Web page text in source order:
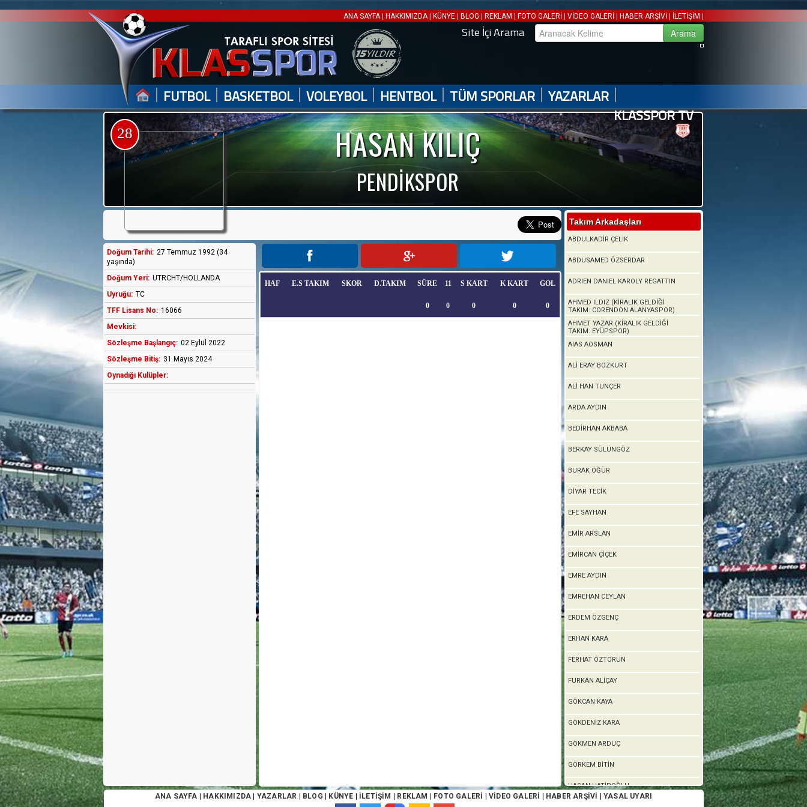
ANA SAYFA| HAKKIMIZDA| KÜNYE | BLOG | REKLAM | FOTO GALERİ | VİDEO GALERİ | HABER ARŞİVİ | İLETİŞİM |
Site İçi Arama
| FUTBOL | BASKETBOL | VOLEYBOL | HENTBOL | TÜM SPORLAR | YAZARLAR |
KLASSPOR TV
HASAN KILIÇ
PENDİKSPOR
28
Doğum Tarihi: 27 Temmuz 1992 (34
yaşında)
Doğum Yeri: UTRCHT/HOLLANDA
Uyruğu: TC
TFF Lisans No: 16066
Mevkisi:
Sözleşme Başlangıç: 02 Eylül 2022
Sözleşme Bitiş: 31 Mayıs 2024
Oynadığı Kulüpler:
HAF E.S TAKIM SKOR D.TAKIM SÜRE 11 S KART K KART GOL
0 0 0 0 0
Takım Arkadaşları
ABDULKADİR ÇELİK
ABDUSAMED ÖZSERDAR
ADRIEN DANIEL KAROLY REGATTIN
AHMED ILDIZ (KİRALIK GELDİĞİ
TAKIM: CORENDON ALANYASPOR)
AHMET YAZAR (KİRALIK GELDİĞİ
TAKIM: EYÜPSPOR)
AIAS AOSMAN
ALİ ERAY BOZKURT
ALİ HAN TUNÇER
ARDA AYDIN
BEDİRHAN AKBABA
BERKAY SÜLÜNGÖZ
BURAK ÖĞÜR
DİYAR TECİK
EFE SAYHAN
EMİR ARSLAN
EMİRCAN ÇİÇEK
EMRE AYDIN
EMREHAN CEYLAN
ERDEM ÖZGENÇ
ERHAN KARA
FERHAT ÖZTORUN
FURKAN ALİÇAY
GÖKCAN KAYA
GÖKDENİZ KARA
GÖKMEN ARDUÇ
GÖRKEM BİTİN
HASAN HATİPOĞLU
ANA SAYFA HAKKIMIZDA YAZARLAR BLOG KÜNYE İLETİŞİM REKLAM FOTO GALERİ VİDEO GALERİ HABER ARŞİVİ YASAL UYARI